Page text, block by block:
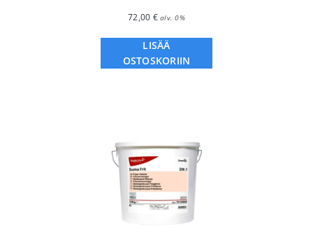
72,00 € alv. 0%
LISÄÄ
OSTOSKORIIN